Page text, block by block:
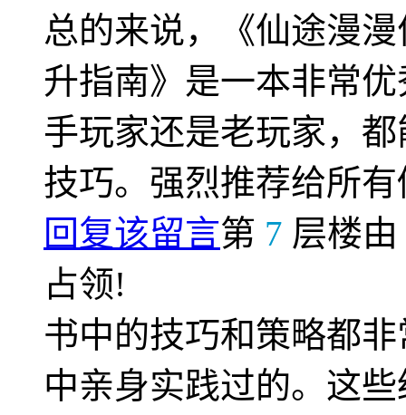
总的来说，《仙途漫
升指南》是一本非常
手玩家还是老玩家，
技巧。强烈推荐给所
回复该留言第 7 层楼由
占领!
书中的技巧和策略都
中亲身实践过的。这